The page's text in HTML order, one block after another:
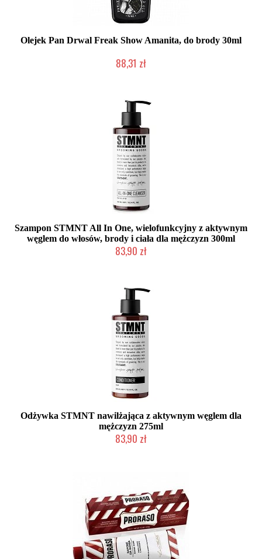
Olejek Pan Drwal Freak Show Amanita, do brody 30ml
88,31 zł
Szampon STMNT All In One, wielofunkcyjny z aktywnym
węglem do włosów, brody i ciała dla mężczyzn 300ml
83,90 zł
Odżywka STMNT nawilżająca z aktywnym węglem dla
mężczyzn 275ml
83,90 zł